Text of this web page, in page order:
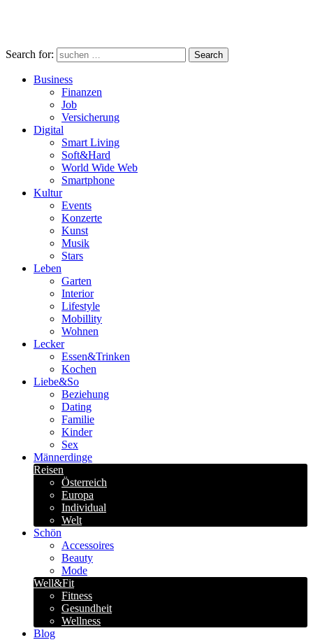
Search for: Search
Business
Finanzen
Job
Versicherung
Digital
Smart Living
Soft&Hard
World Wide Web
Smartphone
Kultur
Events
Konzerte
Kunst
Musik
Stars
Leben
Garten
Interior
Lifestyle
Mobillity
Wohnen
Lecker
Essen&Trinken
Kochen
Liebe&So
Beziehung
Dating
Familie
Kinder
Sex
Männerdinge
Reisen
Österreich
Europa
Individual
Welt
Schön
Accessoires
Beauty
Mode
Well&Fit
Fitness
Gesundheit
Wellness
Blog